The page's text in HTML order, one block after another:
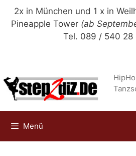
Zum
Inhalt
2x in München und 1 x in
Pineapple Tower (ab
Tel. 089 / 540 28
Menü